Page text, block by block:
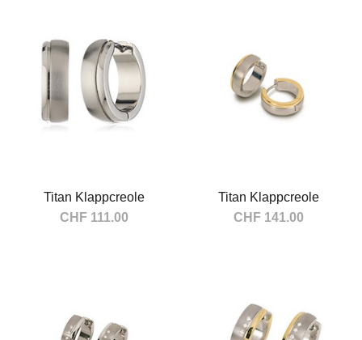
Titan Klappcreole
CHF 111.00
Titan Klappcreole
CHF 141.00